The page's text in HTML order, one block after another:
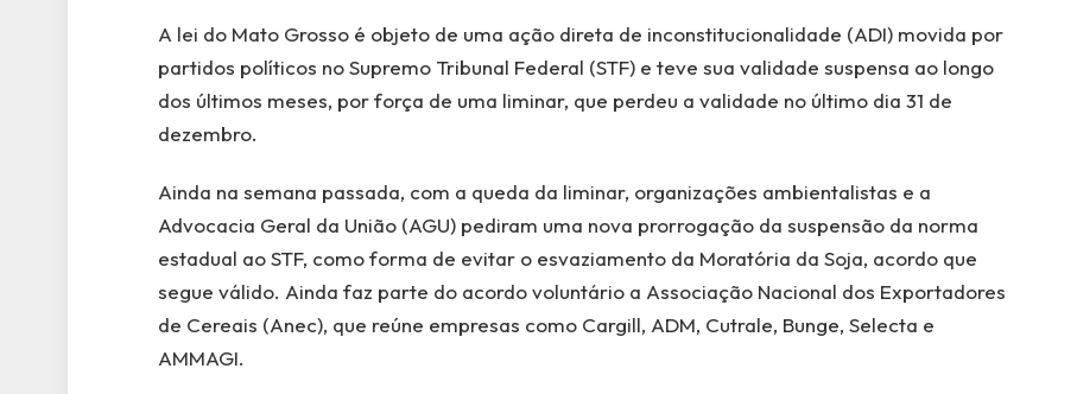
A lei do Mato Grosso é objeto de uma ação direta de inconstitucionalidade (ADI) movida por
partidos políticos no Supremo Tribunal Federal (STF) e teve sua validade suspensa ao longo
dos últimos meses, por força de uma liminar, que perdeu a validade no último dia 31 de
dezembro.
Ainda na semana passada, com a queda da liminar, organizações ambientalistas e a
Advocacia Geral da União (AGU) pediram uma nova prorrogação da suspensão da norma
estadual ao STF, como forma de evitar o esvaziamento da Moratória da Soja, acordo que
segue válido. Ainda faz parte do acordo voluntário a Associação Nacional dos Exportadores
de Cereais (Anec), que reúne empresas como Cargill, ADM, Cutrale, Bunge, Selecta e
AMMAGI.